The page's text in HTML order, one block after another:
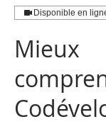
Disponible en
Mieux